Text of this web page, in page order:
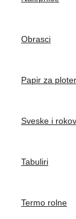
Obrasci
Papir za
Sveske i
Tabuliri
Termo rolne